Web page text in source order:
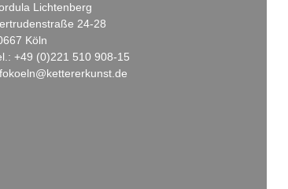
Lichtenberg
24-28
Köln
+49 (0)221 510 908-15